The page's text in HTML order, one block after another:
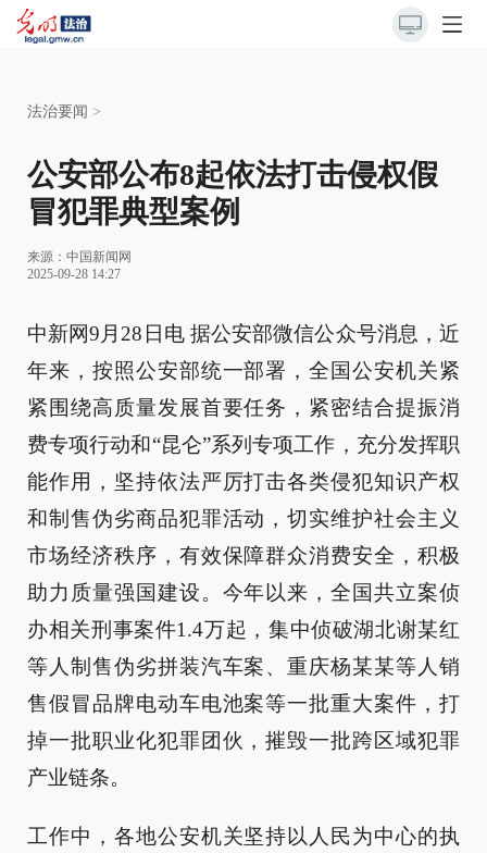
法治要闻 >
公安部公布8起依法打击侵权假
冒犯罪典型案例
来源： 中国新闻网
2025-09-28 14:27
中新网9月28日电 据公安部微信公众号消息，近
年来，按照公安部统一部署，全国公安机关紧
紧围绕高质量发展首要任务，紧密结合提振消
费专项行动和“昆仑”系列专项工作，充分发挥职
能作用，坚持依法严厉打击各类侵犯知识产权
和制售伪劣商品犯罪活动，切实维护社会主义
市场经济秩序，有效保障群众消费安全，积极
助力质量强国建设。今年以来，全国共立案侦
办相关刑事案件1.4万起，集中侦破湖北谢某红
等人制售伪劣拼装汽车案、重庆杨某某等人销
售假冒品牌电动车电池案等一批重大案件，打
掉一批职业化犯罪团伙，摧毁一批跨区域犯罪
产业链条。
工作中，各地公安机关坚持以人民为中心的执